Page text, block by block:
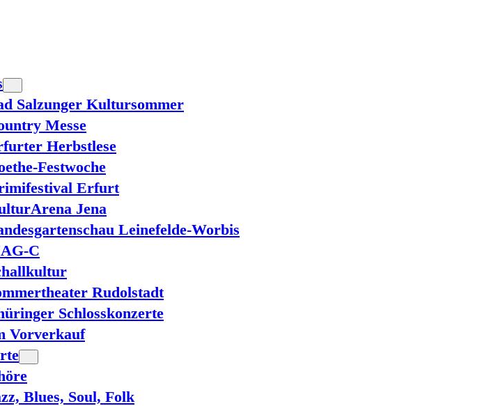
Salzunger Kultursommer
Messe
Herbstlese
Festwoche
Erfurt
Jena
Leinefelde-Worbis
C
Rudolstadt
Schlosskonzerte
Vorverkauf
Blues, Soul, Folk